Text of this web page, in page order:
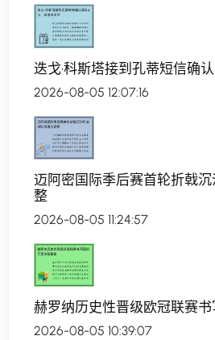
迭戈·科斯塔接到孔蒂短信确
2026-08-05 12:07:16
迈阿密国际季后赛首轮折戟
整
2026-08-05 11:24:57
赫罗纳历史性晋级欧冠联赛
2026-08-05 10:39:07